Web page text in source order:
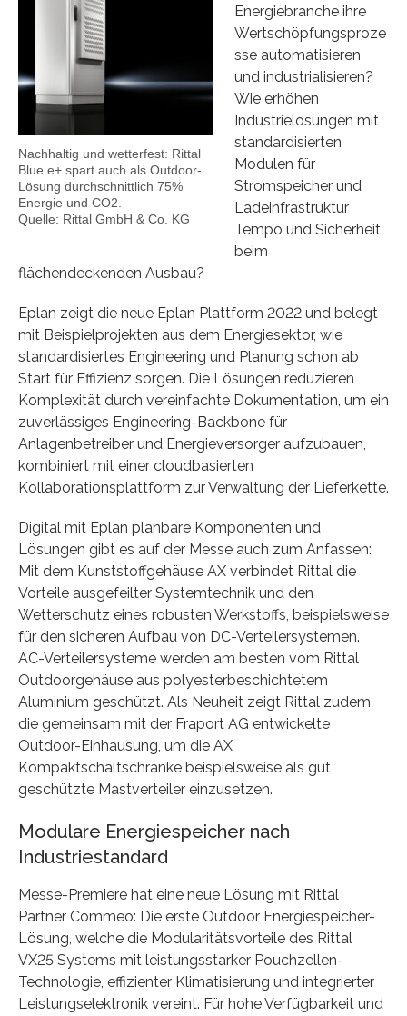
Nachhaltig und wetterfest: Rittal
Blue e+ spart auch als Outdoor-
Lösung durchschnittlich 75%
Energie und CO2.
Quelle: Rittal GmbH & Co. KG
Energiebranche ihre
Wertschöpfungsproze
sse automatisieren
und industrialisieren?
Wie erhöhen
Industrielösungen mit
standardisierten
Modulen für
Stromspeicher und
Ladeinfrastruktur
Tempo und Sicherheit
beim
flächendeckenden Ausbau?
Eplan zeigt die neue Eplan Plattform 2022 und belegt
mit Beispielprojekten aus dem Energiesektor, wie
standardisiertes Engineering und Planung schon ab
Start für Effizienz sorgen. Die Lösungen reduzieren
Komplexität durch vereinfachte Dokumentation, um ein
zuverlässiges Engineering-Backbone für
Anlagenbetreiber und Energieversorger aufzubauen,
kombiniert mit einer cloudbasierten
Kollaborationsplattform zur Verwaltung der Lieferkette.
Digital mit Eplan planbare Komponenten und
Lösungen gibt es auf der Messe auch zum Anfassen:
Mit dem Kunststoffgehäuse AX verbindet Rittal die
Vorteile ausgefeilter Systemtechnik und den
Wetterschutz eines robusten Werkstoffs, beispielsweise
für den sicheren Aufbau von DC-Verteilersystemen.
AC-Verteilersysteme werden am besten vom Rittal
Outdoorgehäuse aus polyesterbeschichtetem
Aluminium geschützt. Als Neuheit zeigt Rittal zudem
die gemeinsam mit der Fraport AG entwickelte
Outdoor-Einhausung, um die AX
Kompaktschaltschränke beispielsweise als gut
geschützte Mastverteiler einzusetzen.
Modulare Energiespeicher nach
Industriestandard
Messe-Premiere hat eine neue Lösung mit Rittal
Partner Commeo: Die erste Outdoor Energiespeicher-
Lösung, welche die Modularitätsvorteile des Rittal
VX25 Systems mit leistungsstarker Pouchzellen-
Technologie, effizienter Klimatisierung und integrierter
Leistungselektronik vereint. Für hohe Verfügbarkeit und